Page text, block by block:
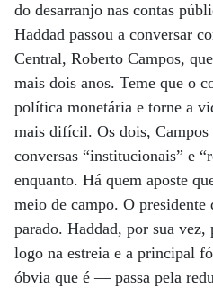
do desarranjo nas contas
Haddad passou a conversar
Central, Roberto Campos,
mais dois anos. Teme que o
política monetária e torne a
mais difícil. Os dois, Campos
conversas “institucionais” e
enquanto. Há quem aposte
meio de campo. O
parado. Haddad, por sua
logo na estreia e a principal
óbvia que é — passa pela